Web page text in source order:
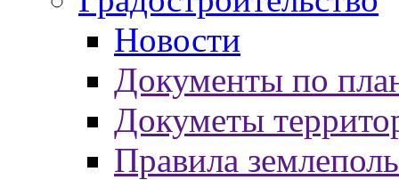
Новости
Документы по
Докуметы
Правила